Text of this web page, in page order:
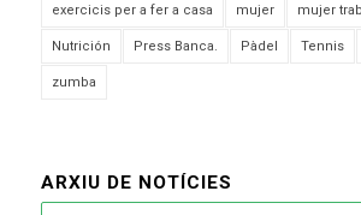
exercicis per a fer a casa mujer mujer
Nutrición Press Banca. Pàdel Tennis
zumba
ARXIU DE NOTÍCIES